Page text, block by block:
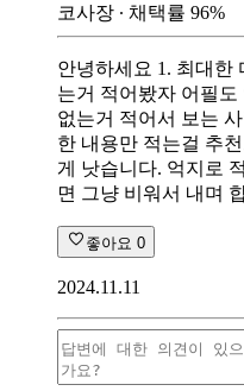
코사장 ∙ 채택률 96%
안녕하세요 1. 최대한
는거 적어봤자 어필
없는거 적어서 보는
한 내용만 적는걸 추
게 낫습니다. 억지로
면 그냥 비워서 내며
좋아요 0
2024.11.11